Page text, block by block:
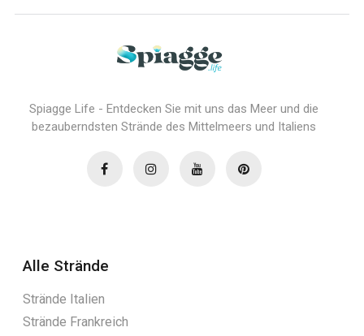
Spiagge Life - Entdecken Sie mit uns das Meer und die
bezauberndsten Strände des Mittelmeers und Italiens
Alle Strände
Strände Italien
Strände Frankreich